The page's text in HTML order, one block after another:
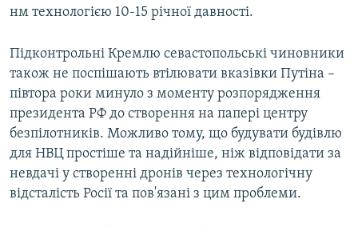
нм технологією 10-15 річної давності.
Підконтрольні Кремлю севастопольські чиновники
також не поспішають втілювати вказівки Путіна –
півтора роки минуло з моменту розпорядження
президента РФ до створення на папері центру
безпілотників. Можливо тому, що будувати будівлю
для НВЦ простіше та надійніше, ніж відповідати за
невдачі у створенні дронів через технологічну
відсталість Росії та пов'язані з цим проблеми.